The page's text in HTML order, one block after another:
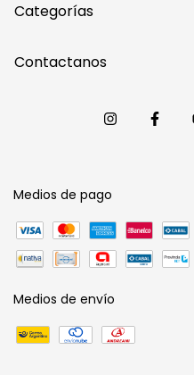
Categorías
Contactanos
Medios de pago
Medios de envío